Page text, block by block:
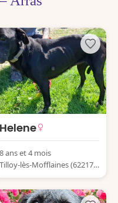
Helene
8 ans et 4 mois
Tilloy-lès-Mofflaines (62217)
France